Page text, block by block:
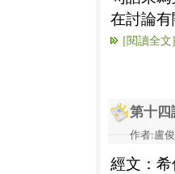
在討論
[閱讀全文]
第十四
作者:盧
經文：